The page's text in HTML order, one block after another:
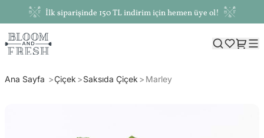
İlk siparişinde 150 TL indirim için hemen üye ol!
Ana Sayfa Çiçek Saksıda Çiçek Marley